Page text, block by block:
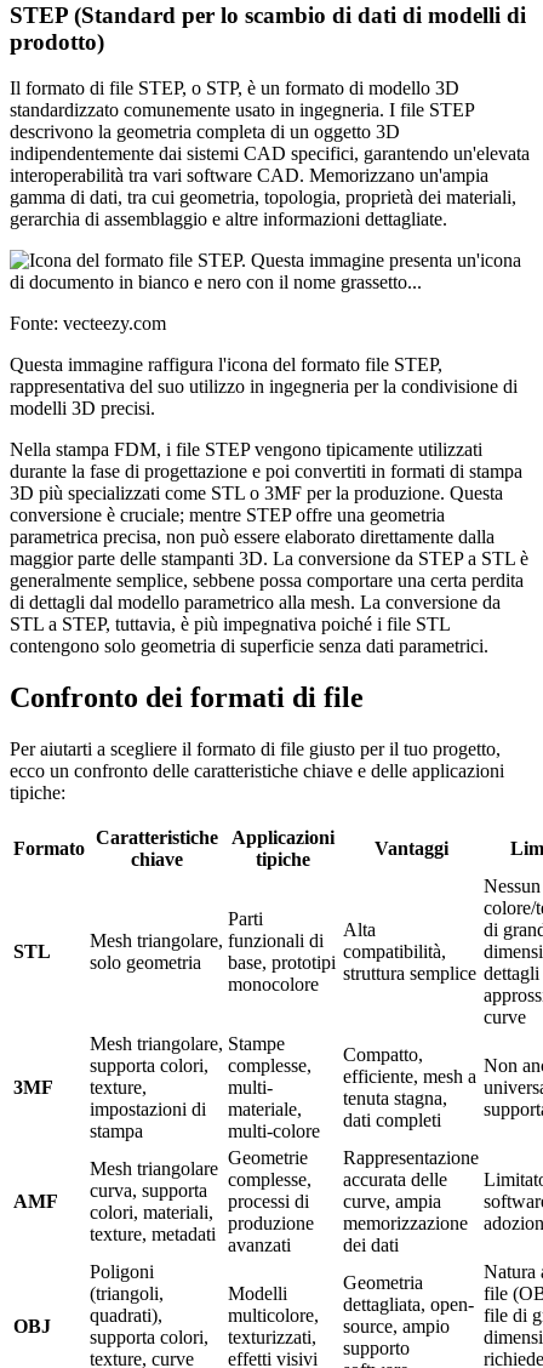
STEP (Standard per lo scambio di dati di modelli di
prodotto)
Il formato di file STEP, o STP, è un formato di modello 3D
standardizzato comunemente usato in ingegneria. I file STEP
descrivono la geometria completa di un oggetto 3D
indipendentemente dai sistemi CAD specifici, garantendo un'elevata
interoperabilità tra vari software CAD. Memorizzano un'ampia
gamma di dati, tra cui geometria, topologia, proprietà dei materiali,
gerarchia di assemblaggio e altre informazioni dettagliate.
Fonte: vecteezy.com
Questa immagine raffigura l'icona del formato file STEP,
rappresentativa del suo utilizzo in ingegneria per la condivisione di
modelli 3D precisi.
Nella stampa FDM, i file STEP vengono tipicamente utilizzati
durante la fase di progettazione e poi convertiti in formati di stampa
3D più specializzati come STL o 3MF per la produzione. Questa
conversione è cruciale; mentre STEP offre una geometria
parametrica precisa, non può essere elaborato direttamente dalla
maggior parte delle stampanti 3D. La conversione da STEP a STL è
generalmente semplice, sebbene possa comportare una certa perdita
di dettagli dal modello parametrico alla mesh. La conversione da
STL a STEP, tuttavia, è più impegnativa poiché i file STL
contengono solo geometria di superficie senza dati parametrici.
Confronto dei formati di file
Per aiutarti a scegliere il formato di file giusto per il tuo progetto,
ecco un confronto delle caratteristiche chiave e delle applicazioni
tipiche:
Formato
Caratteristiche
chiave
Applicazioni
tipiche
Vantaggi
STL
Mesh triangolare,
solo geometria
Parti
funzionali di
base, prototipi
monocolore
Alta
compatibilità,
struttura semplice
Nessun
colore/
di
curve
3MF
Mesh triangolare,
supporta colori,
texture,
impostazioni di
stampa
Stampe
complesse,
multi-
materiale,
multi-colore
Compatto,
efficiente, mesh a
tenuta stagna,
dati completi
Non
AMF
Mesh triangolare
curva, supporta
colori, materiali,
texture, metadati
Geometrie
complesse,
processi di
produzione
avanzati
Rappresentazione
accurata delle
curve, ampia
memorizzazione
dei dati
OBJ
Poligoni
(triangoli,
quadrati),
supporta colori,
texture, curve
Modelli
multicolore,
texturizzati,
effetti visivi
Geometria
dettagliata, open-
source, ampio
supporto
Natura
file
file di